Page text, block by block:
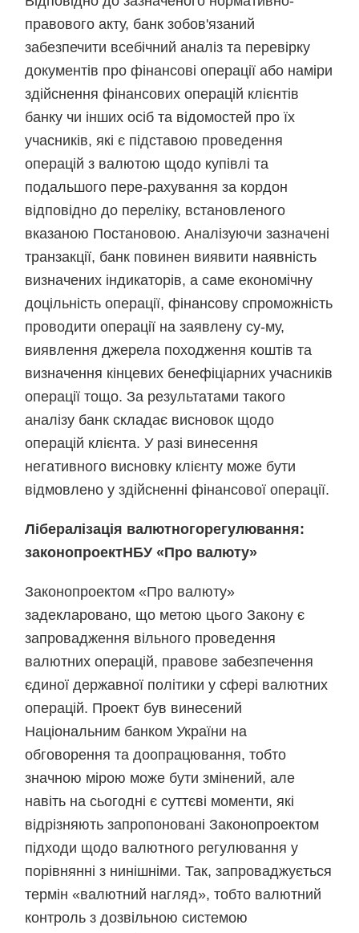
правового акту, банк зобов'язаний
забезпечити всебічний аналіз та перевірку
документів про фінансові операції або наміри
здійснення фінансових операцій клієнтів
банку чи інших осіб та відомостей про їх
учасників, які є підставою проведення
операцій з валютою щодо купівлі та
подальшого пере-рахування за кордон
відповідно до переліку, встановленого
вказаною Постановою. Аналізуючи зазначені
транзакції, банк повинен виявити наявність
визначених індикаторів, а саме економічну
доцільність операції, фінансову спроможність
проводити операції на заявлену су-му,
виявлення джерела походження коштів та
визначення кінцевих бенефіціарних учасників
операції тощо. За результатами такого
аналізу банк складає висновок щодо
операцій клієнта. У разі винесення
негативного висновку клієнту може бути
відмовлено у здійсненні фінансової операції.
Лібералізація валютногорегулювання:
законопроектНБУ «Про валюту»
Законопроектом «Про валюту»
задекларовано, що метою цього Закону є
запровадження вільного проведення
валютних операцій, правове забезпечення
єдиної державної політики у сфері валютних
операцій. Проект був винесений
Національним банком України на
обговорення та доопрацювання, тобто
значною мірою може бути змінений, але
навіть на сьогодні є суттєві моменти, які
відрізняють запропоновані Законопроектом
підходи щодо валютного регулювання у
порівнянні з нинішніми. Так, запроваджується
термін «валютний нагляд», тобто валютний
контроль з дозвільною системою